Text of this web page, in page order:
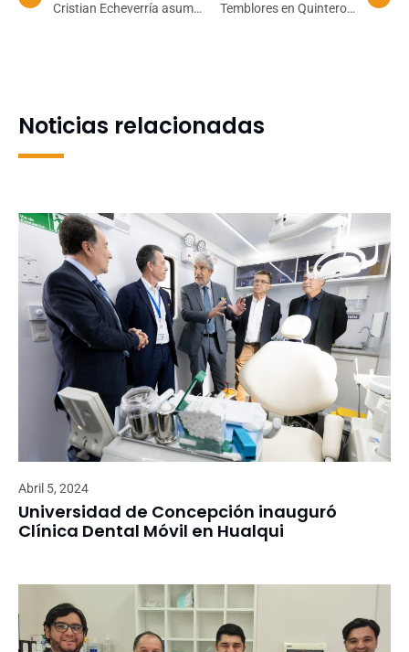
Cristian Echeverría asume
Temblores en Quinteros:
Noticias relacionadas
Abril 5, 2024
Universidad de Concepción inauguró
Clínica Dental Móvil en Hualqui